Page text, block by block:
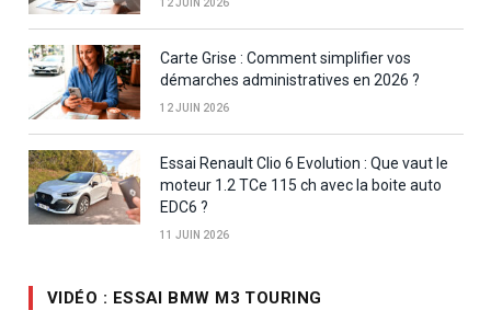
12 JUIN 2026
Carte Grise : Comment simplifier vos
démarches administratives en 2026 ?
12 JUIN 2026
Essai Renault Clio 6 Evolution : Que vaut le
moteur 1.2 TCe 115 ch avec la boite auto
EDC6 ?
11 JUIN 2026
VIDÉO : ESSAI BMW M3 TOURING